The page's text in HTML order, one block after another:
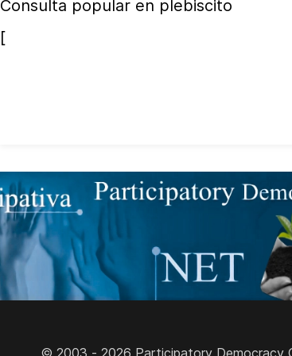
Consulta popular en plebiscito
[
© 2003 - 2026 Participatory Democracy